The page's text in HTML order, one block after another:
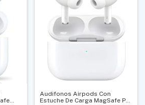
Audifonos Airpods Con
Estuche De Carga MagSafe Pro